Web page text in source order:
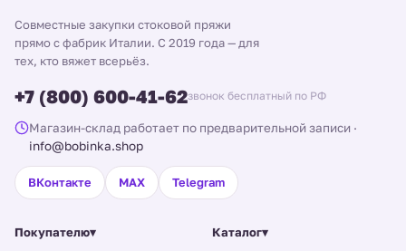
Совместные закупки стоковой пряжи
прямо с фабрик Италии. С 2019 года — для
тех, кто вяжет всерьёз.
+7 (800) 600-41-62звонок бесплатный по РФ
Магазин-склад работает по предварительной записи ·
info@bobinka.shop
ВКонтакте MAX Telegram
Покупателю▾ Каталог▾